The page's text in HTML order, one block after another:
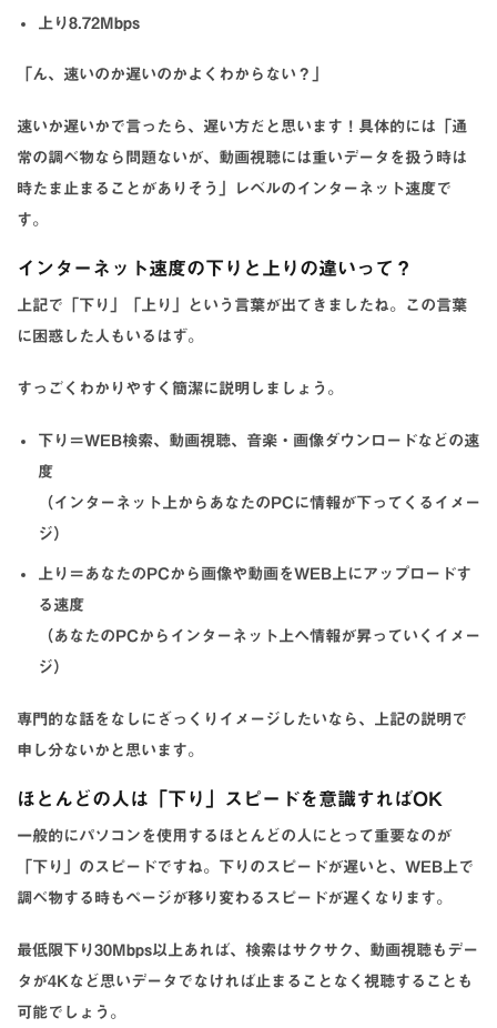
上り8.72Mbps
「ん、速いのか遅いのかよくわからない？」
速いか遅いかで言ったら、遅い方だと思います！具体的には 「通
常の調べ物なら問題ないが、動画視聴には重いデータを扱う時は
時たま止まることがありそう」
レベルのインターネット速度で
す。
インターネット速度の下りと上りの違いって？
上記で「下り」「上り」という言葉が出てきましたね。この言葉
に困惑した人もいるはず。
すっごくわかりやすく簡潔に説明しましょう。
下り＝WEB検索、動画視聴、音楽・画像ダウンロードなどの速
度
（インターネット上からあなたのPCに情報が下ってくるイメー
ジ）
上り＝あなたのPCから画像や動画をWEB上にアップロードす
る速度
（あなたのPCからインターネット上へ情報が昇っていくイメー
ジ）
専門的な話をなしにざっくりイメージしたいなら、上記の説明で
申し分ないかと思います。
ほとんどの人は「下り」スピードを意識すればOK
一般的にパソコンを使用するほとんどの人にとって重要なのが
「下り」のスピードですね。下りのスピードが遅いと、WEB上で
調べ物する時もページが移り変わるスピードが遅くなります。
最低限下り30Mbps以上あれば、検索はサクサク、動画視聴もデー
タが4Kなど思いデータでなければ止まることなく視聴することも
可能でしょう。